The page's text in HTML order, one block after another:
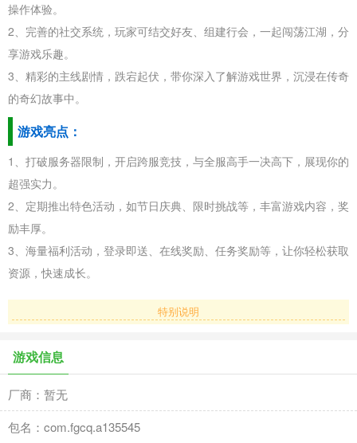
操作体验。
2、完善的社交系统，玩家可结交好友、组建行会，一起闯荡江湖，分
享游戏乐趣。
3、精彩的主线剧情，跌宕起伏，带你深入了解游戏世界，沉浸在传奇
的奇幻故事中。
游戏亮点：
1、打破服务器限制，开启跨服竞技，与全服高手一决高下，展现你的
超强实力。
2、定期推出特色活动，如节日庆典、限时挑战等，丰富游戏内容，奖
励丰厚。
3、海量福利活动，登录即送、在线奖励、任务奖励等，让你轻松获取
资源，快速成长。
特别说明
游戏信息
厂商：暂无
包名：com.fgcq.a135545